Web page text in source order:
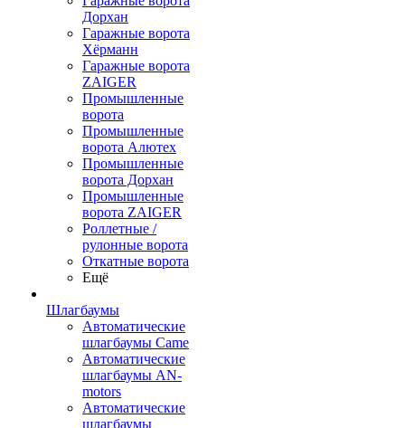
Дорхан
Гаражные ворота
Хёрманн
Гаражные ворота
ZAIGER
Промышленные
ворота
Промышленные
ворота Алютех
Промышленные
ворота Дорхан
Промышленные
ворота ZAIGER
Роллетные /
рулонные ворота
Откатные ворота
Ещё
Шлагбаумы
Автоматические
шлагбаумы Came
Автоматические
шлагбаумы AN-
motors
Автоматические
шлагбаумы